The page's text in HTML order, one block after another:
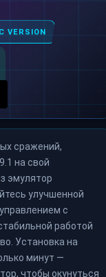
VERSION
сражений,
на свой
эмулятор
улучшенной
с
работой
Установка на
минут —
чтобы окунуться